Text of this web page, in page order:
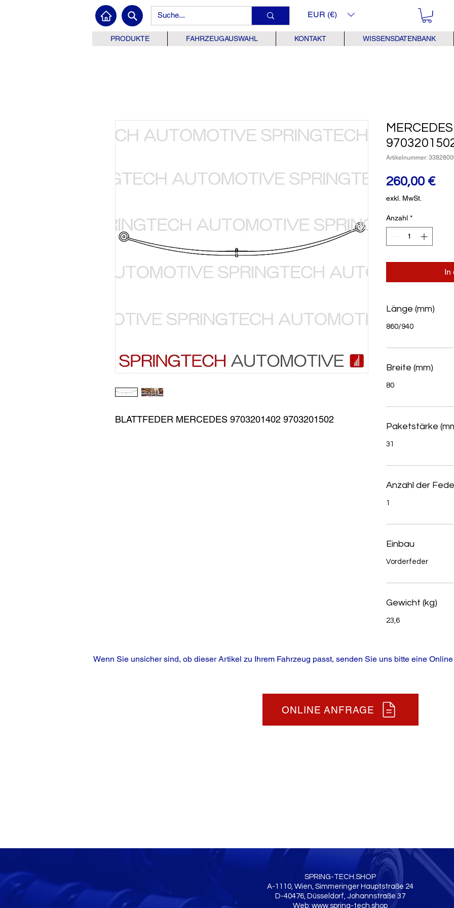
EUR (€)
PRODUKTE FAHRZEUGAUSWAHL KONTAKT WISSENSDATENBANK
BLATTFEDER MERCEDES 9703201402 9703201502
Artikelnummer:
260,00 €
exkl. MwSt.
Anzahl *
In
Länge (mm)
860/940
Breite (mm)
80
Paketstärke
31
Anzahl der
1
Einbau
Vorderfeder
Gewicht (kg)
23,6
Wenn Sie unsicher sind, ob dieser Artikel zu Ihrem Fahrzeug passt, senden Sie uns bitte eine
ONLINE ANFRAGE
SPRING-TECH.SHOP
A-1110, Wien, Simmeringer Hauptstraße 24
D-40476, Düsseldorf, Johannstraße 37
Web: www.spring-tech.shop